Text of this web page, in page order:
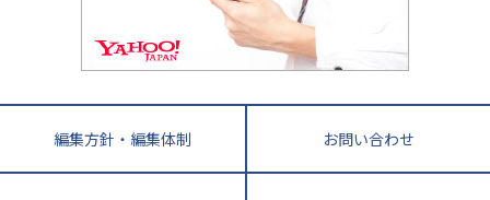
長崎県 熊本県
鹿児島県 沖縄県
教育ジャーナリストが徹底解説！ 大学受験の羅
編集方針・編集体制 お問い合わせ